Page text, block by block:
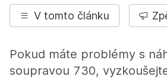
V tomto článku
Pokud máte problémy s
soupravou 730,